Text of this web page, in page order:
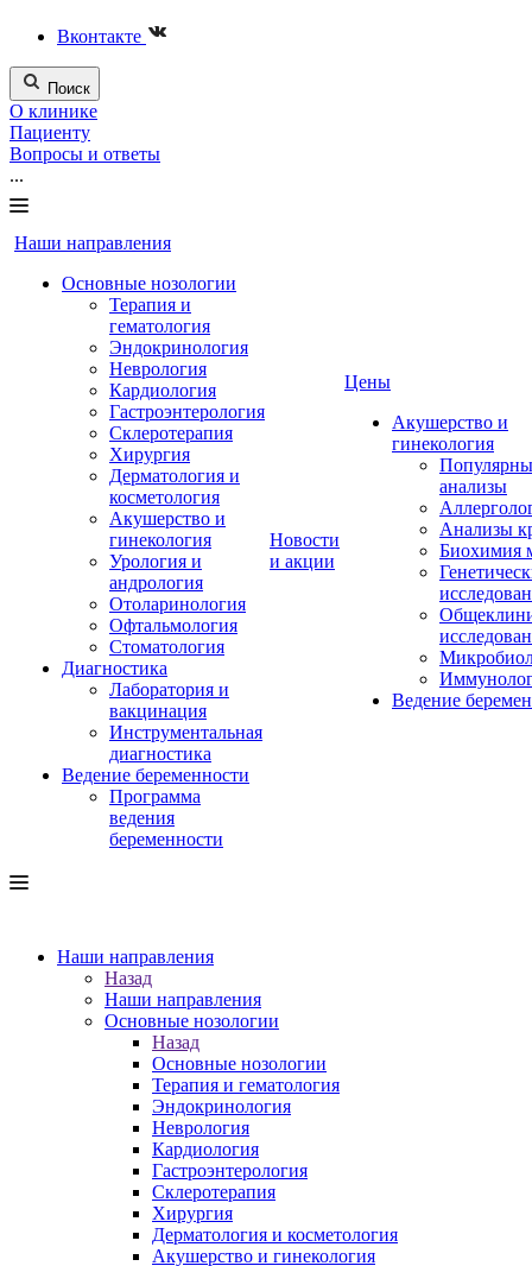
Вконтакте
Поиск
О клинике
Пациенту
Вопросы и ответы
...
Наши направления
Основные нозологии
Терапия и
гематология
Эндокринология
Неврология
Кардиология
Гастроэнтерология
Склеротерапия
Хирургия
Дерматология и
косметология
Акушерство и
гинекология
Урология и
андрология
Отоларинология
Офтальмология
Стоматология
Диагностика
Лаборатория и
вакцинация
Инструментальная
диагностика
Ведение беременности
Программа
ведения
беременности
Новости
и акции
Цены
Акушерство и
гинекология
анализы
Анализы
Биохимия
Ведение
Наши направления
Назад
Наши направления
Основные нозологии
Назад
Основные нозологии
Терапия и гематология
Эндокринология
Неврология
Кардиология
Гастроэнтерология
Склеротерапия
Хирургия
Дерматология и косметология
Акушерство и гинекология